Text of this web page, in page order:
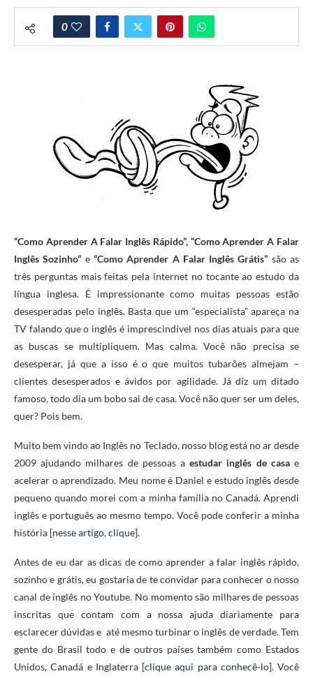
0
“Como Aprender A Falar Inglês Rápido”, “Como Aprender A Falar
Inglês Sozinho” e“Como Aprender A Falar Inglês Grátis” são as
três perguntas mais feitas pela internet no tocante ao estudo da
língua inglesa. É impressionante como muitas pessoas estão
desesperadas pelo inglês. Basta que um “especialista” apareça na
TV falando que o inglês é imprescindível nos dias atuais para que
as buscas se multipliquem. Mas calma. Você não precisa se
desesperar, já que a isso é o que muitos tubarões almejam –
clientes desesperados e ávidos por agilidade. Já diz um ditado
famoso, todo dia um bobo sai de casa. Você não quer ser um deles,
quer? Pois bem.
Muito bem vindo ao Inglês no Teclado, nosso blog está no ar desde
2009 ajudando milhares de pessoas aestudar inglês de casae
acelerar o aprendizado. Meu nome é Daniel e estudo inglês desde
pequeno quando morei com a minha família no Canadá. Aprendi
inglês e português ao mesmo tempo. Você pode conferir a minha
história [nesse artigo, clique].
Antes de eu dar as dicas de como aprender a falar inglês rápido,
sozinho e grátis, eu gostaria de te convidar para conhecer o nosso
canal de inglês no Youtube. No momento são milhares de pessoas
inscritas que contam com a nossa ajuda diariamente para
esclarecer dúvidas e até mesmo turbinar o inglês de verdade. Tem
gente do Brasil todo e de outros países também como Estados
Unidos, Canadá e Inglaterra [clique aqui para conhecê-lo]. Você